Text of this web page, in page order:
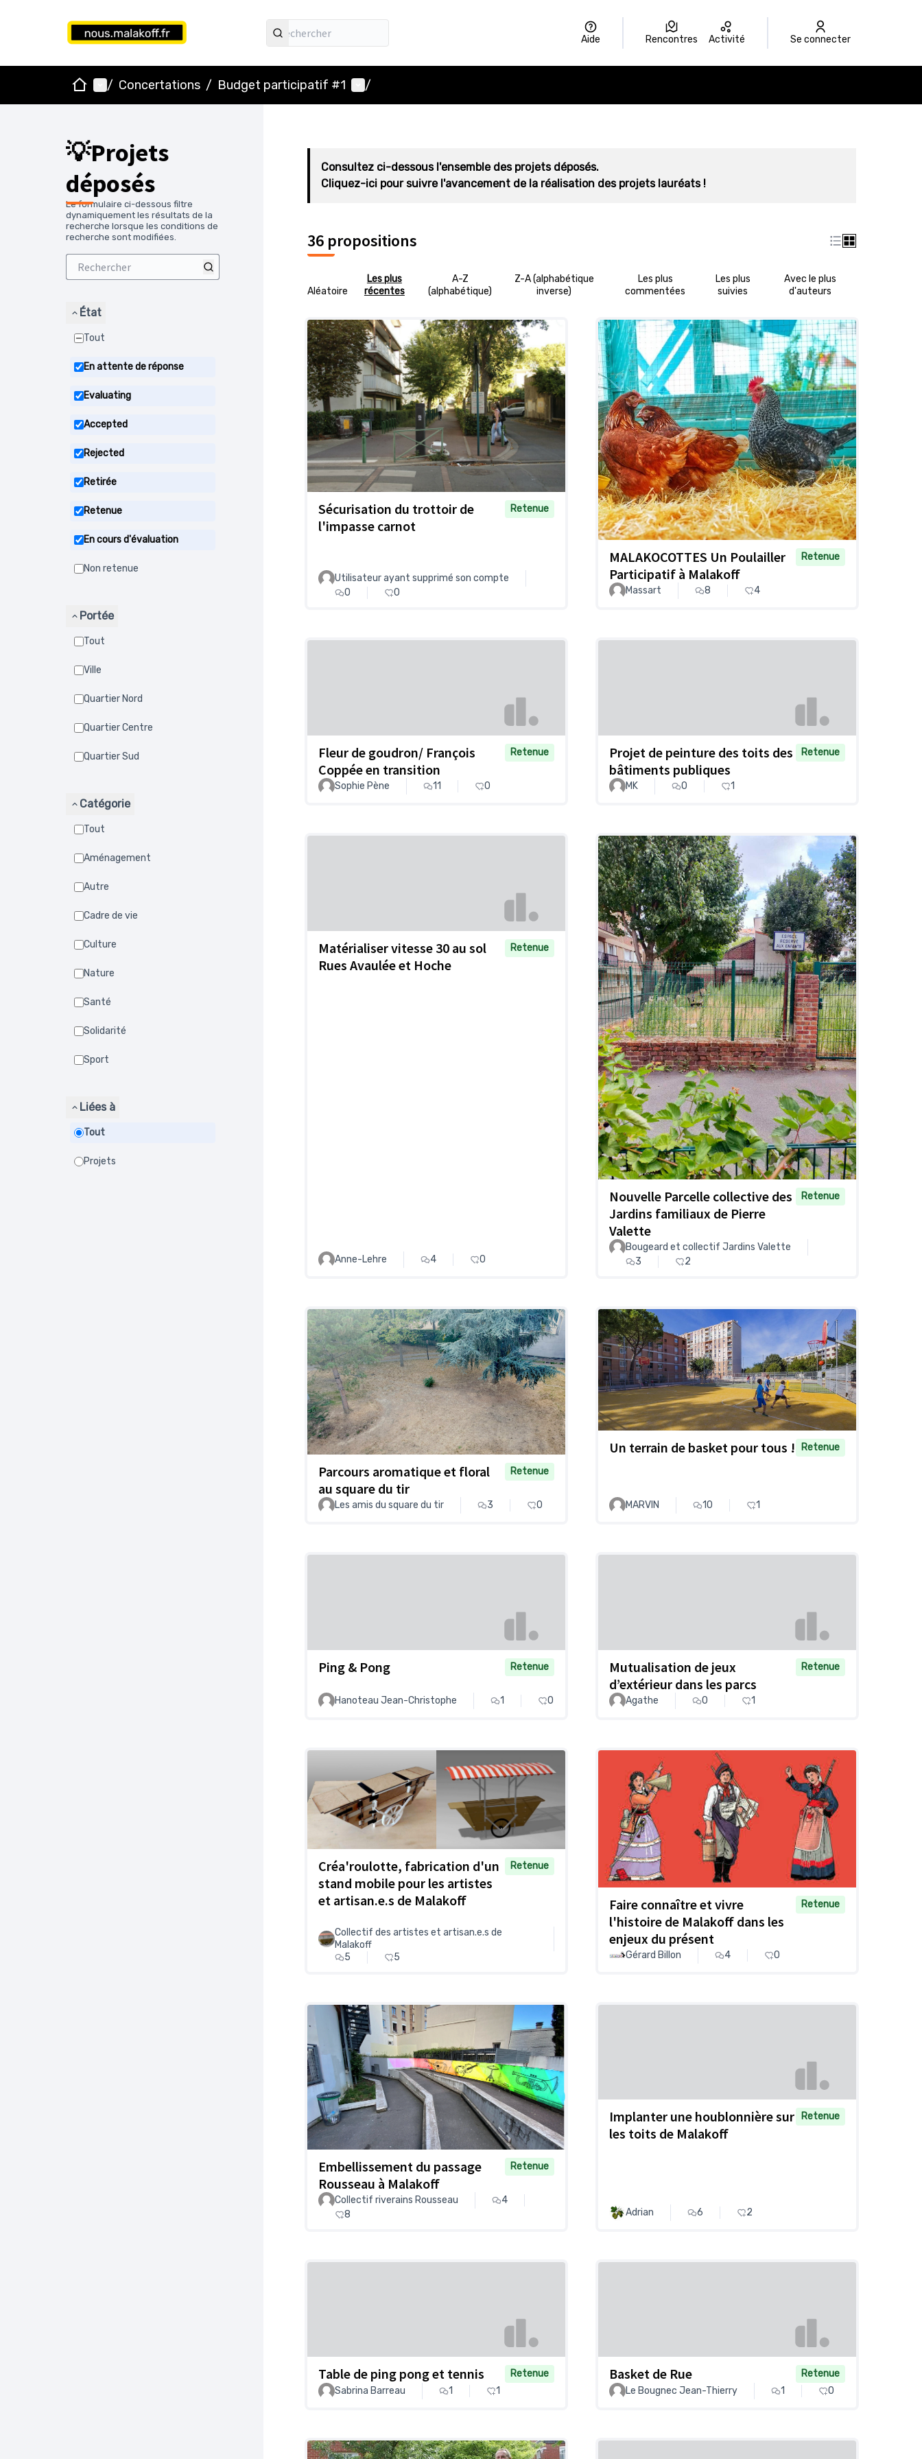
Aide Rencontres Activité Se connecter
AccueilMenu principal
/ Concertations / Budget participatif #1 Menu utilisateur
/
💡Projets
déposés
Le formulaire ci-dessous filtre
dynamiquement les résultats de la
recherche lorsque les conditions de
recherche sont modifiées.
État
Tout
En attente de réponse
Evaluating
Accepted
Rejected
Retirée
Retenue
En cours d'évaluation
Non retenue
Portée
Tout
Ville
Quartier Nord
Quartier Centre
Quartier Sud
Catégorie
Tout
Aménagement
Autre
Cadre de vie
Culture
Nature
Santé
Solidarité
Sport
Liées à
Tout
Projets
Consultez ci-dessous l'ensemble des projets déposés.
Cliquez-ici pour suivre l'avancement de la réalisation des projets lauréats !
36 propositions
Aléatoire
Les plus
récentes
A-Z
(alphabétique)
Z-A (alphabétique
inverse)
Les plus
commentées
Les plus
suivies
Avec le plus
d'auteurs
Sécurisation du trottoir de
l'impasse carnot
Retenue
Utilisateur ayant supprimé son compte
0
0
MALAKOCOTTES Un Poulailler
Participatif à Malakoff
Retenue
Massart 8 4
Fleur de goudron/ François
Coppée en transition
Retenue
Sophie Pène 11 0
Projet de peinture des toits des
bâtiments publiques
Retenue
MK 0 1
Matérialiser vitesse 30 au sol
Rues Avaulée et Hoche
Retenue
Anne-Lehre 4 0
Nouvelle Parcelle collective des
Jardins familiaux de Pierre
Valette
Retenue
Bougeard et collectif Jardins Valette
3
2
Parcours aromatique et floral
au square du tir
Retenue
Les amis du square du tir 3 0
Un terrain de basket pour tous ! Retenue
MARVIN 10 1
Ping & Pong Retenue
Hanoteau Jean-Christophe 1 0
Mutualisation de jeux
d’extérieur dans les parcs
Retenue
Agathe 0 1
Créa'roulotte, fabrication d'un
stand mobile pour les artistes
et artisan.e.s de Malakoff
Retenue
Collectif des artistes et artisan.e.s de
Malakoff
5
5
Faire connaître et vivre
l'histoire de Malakoff dans les
enjeux du présent
Retenue
Gérard Billon 4 0
Embellissement du passage
Rousseau à Malakoff
Retenue
Collectif riverains Rousseau
4
8
Implanter une houblonnière sur
les toits de Malakoff
Retenue
Adrian 6 2
Table de ping pong et tennis
Retenue
Sabrina Barreau
1 1
Basket de Rue
Retenue
Le Bougnec Jean-Thierry
1 0